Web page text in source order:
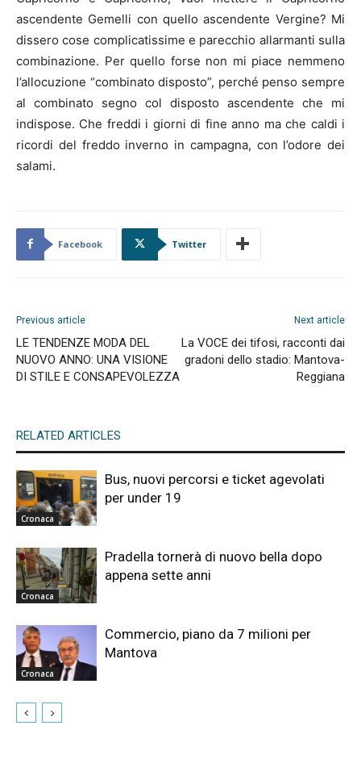
ascendente Gemelli con quello ascendente Vergine? Mi
dissero cose complicatissime e parecchio allarmanti sulla
combinazione. Per quello forse non mi piace nemmeno
l’allocuzione “combinato disposto”, perché penso sempre
al combinato segno col disposto ascendente che mi
indispose. Che freddi i giorni di fine anno ma che caldi i
ricordi del freddo inverno in campagna, con l’odore dei
salami.
Facebook Twitter
Previous article
LE TENDENZE MODA DEL
NUOVO ANNO: UNA VISIONE
DI STILE E CONSAPEVOLEZZA
Next article
La VOCE dei tifosi, racconti dai
gradoni dello stadio: Mantova-
Reggiana
RELATED ARTICLES
Cronaca
Bus, nuovi percorsi e ticket agevolati
per under 19
Cronaca
Pradella tornerà di nuovo bella dopo
appena sette anni
Cronaca
Commercio, piano da 7 milioni per
Mantova